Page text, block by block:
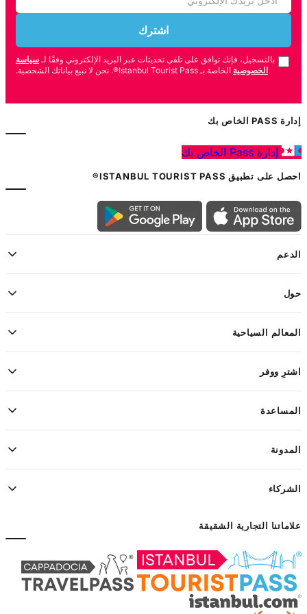
اشترك
بالتسجيل، فإنك توافق على تلقي تحديثات عبر البريد الإلكتروني وفقًا لـ سياسة
الخصوصية الخاصة بـ Istanbul Tourist Pass®. نحن لا نبيع بياناتك الشخصية.
إدارة PASS الخاص بك
إدارة Pass الخاص بك
احصل على تطبيق ISTANBUL TOURIST PASS®
الدعم
حول
المعالم السياحية
اشترِ ووفر
المساعدة
المدونة
الشركاء
علاماتنا التجارية الشقيقة